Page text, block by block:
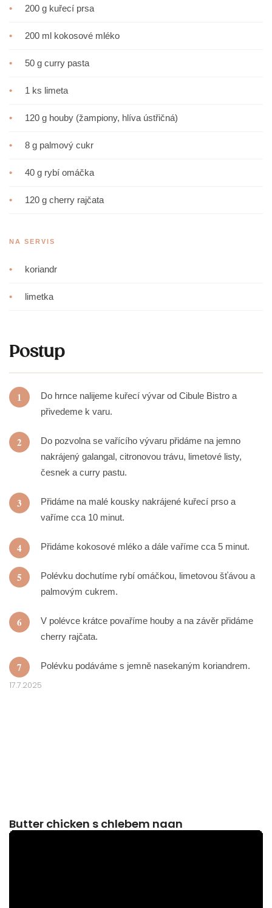
17.7.2025
• 200 g kuřecí prsa
• 200 ml kokosové mléko
• 50 g curry pasta
• 1 ks limeta
• 120 g houby (žampiony, hlíva ústřičná)
• 8 g palmový cukr
• 40 g rybí omáčka
• 120 g cherry rajčata
NA SERVIS
• koriandr
• limetka
Postup
1
Do hrnce nalijeme kuřecí vývar od Cibule Bistro a
přivedeme k varu.
2
Do pozvolna se vařícího vývaru přidáme na jemno
nakrájený galangal, citronovou trávu, limetové listy,
česnek a curry pastu.
3
Přidáme na malé kousky nakrájené kuřecí prso a
vaříme cca 10 minut.
4 Přidáme kokosové mléko a dále vaříme cca 5 minut.
5
Polévku dochutíme rybí omáčkou, limetovou šťávou a
palmovým cukrem.
6
V polévce krátce povaříme houby a na závěr přidáme
cherry rajčata.
7 Polévku podáváme s jemně nasekaným koriandrem.
Butter chicken s chlebem naan